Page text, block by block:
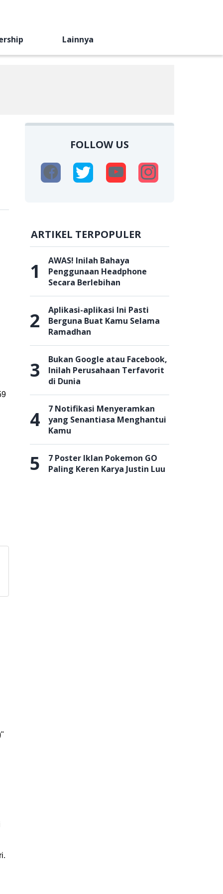
Lainnya
FOLLOW US
ARTIKEL TERPOPULER
1
AWAS! Inilah Bahaya
Penggunaan Headphone
Secara Berlebihan
2
Aplikasi-aplikasi Ini Pasti
Berguna Buat Kamu Selama
Ramadhan
3
Bukan Google atau Facebook,
Inilah Perusahaan Terfavorit
di Dunia
4
7 Notifikasi Menyeramkan
yang Senantiasa Menghantui
Kamu
5
7 Poster Iklan Pokemon GO
Paling Keren Karya Justin Luu